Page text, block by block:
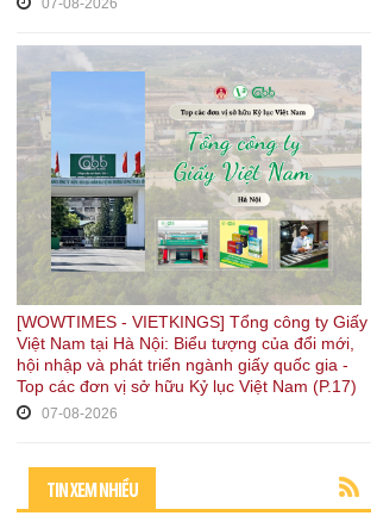
07-08-2026
[WOWTIMES - VIETKINGS] Tổng công ty Giấy
Việt Nam tại Hà Nội: Biểu tượng của đổi mới,
hội nhập và phát triển ngành giấy quốc gia -
Top các đơn vị sở hữu Kỷ lục Việt Nam (P.17)
07-08-2026
TIN XEM NHIỀU